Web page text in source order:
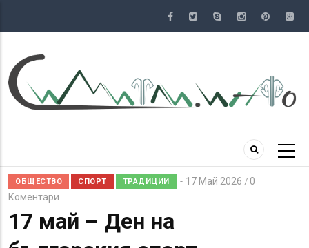
съдържание
ОБЩЕСТВО СПОРТ ТРАДИЦИИ 17 Май 2026 / 0
Коментари
17 май – Ден на